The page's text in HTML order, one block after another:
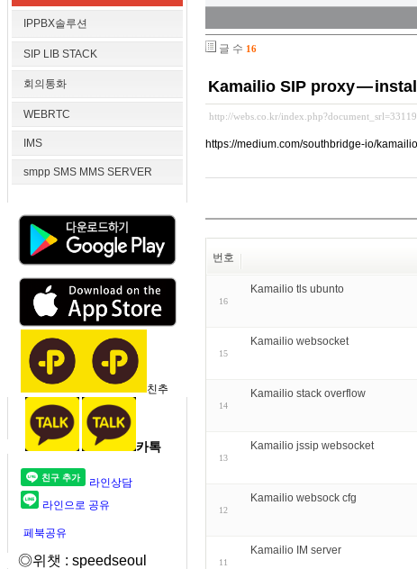
IPPBX솔루션
SIP LIB STACK
회의통화
WEBRTC
IMS
smpp SMS MMS SERVER
친추
카톡
라인상담
라인으로 공유
페북공유
◎위챗 : speedseoul
글 수 16
Kamailio SIP proxy —
http://webs.co.kr/
https://medium.com/southbridge-io/
번호
16
Kamailio tls ubunto
15
Kamailio websocket
14
Kamailio stack overflow
13
Kamailio jssip websocket
12
Kamailio websock cfg
11
Kamailio IM server